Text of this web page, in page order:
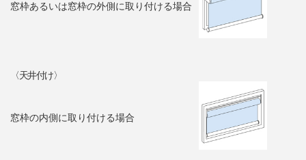
窓枠あるいは窓枠の外側に取り付ける場合
〈天井付け〉
窓枠の内側に取り付ける場合